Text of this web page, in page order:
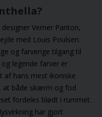
Verner Panton,
med Louis Poulsen.
og farverige tilgang til
legende farver er
af hans mest ikoniske
at både skærm og fod
fordeles blødt i rummet.
har gjort